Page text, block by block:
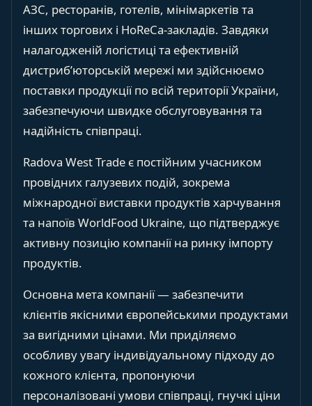
АЗС, ресторанів, готелів, мінімаркетів та
інших торгових і HoReCa-закладів. Завдяки
налагодженій логістиці та ефективній
дистриб’юторській мережі ми здійснюємо
поставки продукції по всій території України,
забезпечуючи швидке обслуговування та
надійність співпраці.
Radova West Trade є постійним учасником
провідних галузевих подій, зокрема
міжнародної виставки продуктів харчування
та напоїв WorldFood Ukraine, що підтверджує
активну позицію компанії на ринку імпорту
продуктів.
Основна мета компанії — забезпечити
клієнтів якісними європейськими продуктами
за вигідними цінами. Ми приділяємо
особливу увагу індивідуальному підходу до
кожного клієнта, пропонуючи
персоналізовані умови співпраці, гнучкі ціни